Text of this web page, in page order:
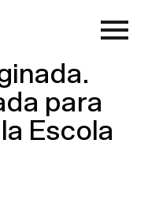
para
Escola